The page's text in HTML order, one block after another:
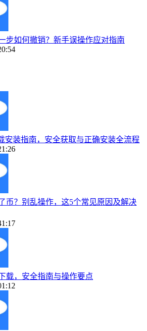
步如何撤销？新手误操作应对指南
安装指南，安全获取与正确安装全流程
币？别乱操作，这5个常见原因及解决
载，安全指南与操作要点